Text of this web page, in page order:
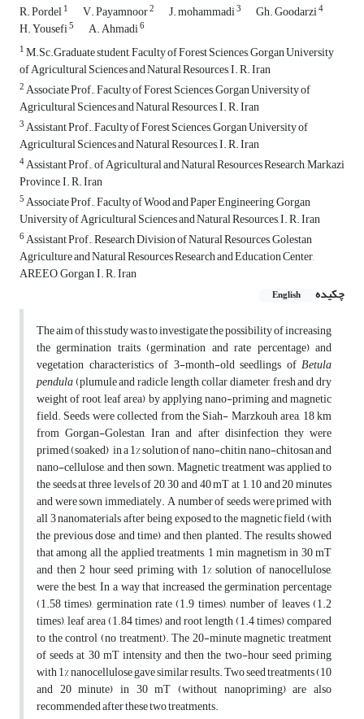
R. Pordel1 V. Payamnoor2 J. mohammadi3 Gh. Goodarzi4
H. Yousefi5 A. Ahmadi6
1M.Sc.Graduate student, Faculty of Forest Sciences, Gorgan University
of Agricultural Sciences and Natural Resources, I. R. Iran
2Associate Prof., Faculty of Forest Sciences, Gorgan University of
Agricultural Sciences and Natural Resources, I. R. Iran
3Assistant Prof., Faculty of Forest Sciences, Gorgan University of
Agricultural Sciences and Natural Resources, I. R. Iran
4Assistant Prof., of Agricultural and Natural Resources Research, Markazi
Province, I. R. Iran
5Associate Prof., Faculty of Wood and Paper Engineering, Gorgan
University of Agricultural Sciences and Natural Resources, I. R. Iran
6Assistant Prof., Research Division of Natural Resources, Golestan
Agriculture and Natural Resources Research and Education Center,
AREEO, Gorgan, I. R. Iran
چکیده
English
The aim of this study was to investigate the possibility of increasing
the germination traits (germination and rate percentage) and
vegetation characteristics of 3-month-old seedlings of Betula
pendula(plumule and radicle length, collar diameter, fresh and dry
weight of root, leaf area) by applying nano-priming and magnetic
field. Seeds were collected from the Siah- Marzkouh area, 18 km
from Gorgan-Golestan, Iran and after disinfection they were
primed (soaked) in a 1% solution of nano-chitin, nano-chitosan and
nano-cellulose, and then sown. Magnetic treatment was applied to
the seeds at three levels of 20, 30 and 40 mT at 1, 10 and 20 minutes
and were sown immediately. A number of seeds were primed with
all 3 nanomaterials after being exposed to the magnetic field (with
the previous dose and time) and then planted. The results showed
that among all the applied treatments, 1 min magnetism in 30 mT
and then 2 hour seed priming with 1% solution of nanocellulose,
were the best, In a way that increased the germination percentage
(1.58 times), germination rate (1.9 times), number of leaves (1.2
times), leaf area (1.84 times) and root length (1.4 times) compared
to the control (no treatment). The 20-minute magnetic treatment
of seeds at 30 mT intensity and then the two-hour seed priming
with 1% nanocellulose gave similar results. Two seed treatments (10
and 20 minute) in 30 mT (without nanopriming) are also
recommended after these two treatments.